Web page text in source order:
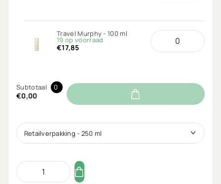
Travel Murphy - 100 ml
19 op voorraad
€17,85
Subtotaal 0
€0,00